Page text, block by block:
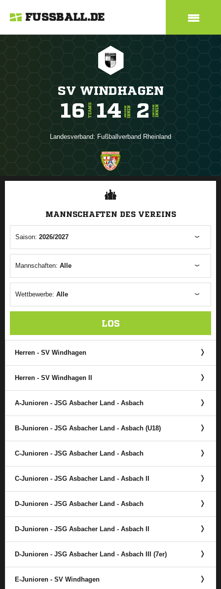
FUSSBALL.DE
SV WINDHAGEN
16 TEAMS 14 JUNIORENINNEN 2 SENIORENINNEN
Landesverband: Fußballverband Rheinland
ANZEIGE
MANNSCHAFTEN DES VEREINS
Saison: 2026/2027
Mannschaften: Alle
Wettbewerbe: Alle
LOS
Herren - SV Windhagen
Herren - SV Windhagen II
A-Junioren - JSG Asbacher Land - Asbach
B-Junioren - JSG Asbacher Land - Asbach (U18)
C-Junioren - JSG Asbacher Land - Asbach
C-Junioren - JSG Asbacher Land - Asbach II
D-Junioren - JSG Asbacher Land - Asbach
D-Junioren - JSG Asbacher Land - Asbach II
D-Junioren - JSG Asbacher Land - Asbach III (7er)
E-Junioren - SV Windhagen